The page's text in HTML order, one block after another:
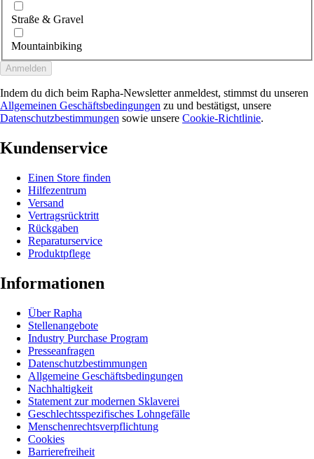
Straße & Gravel
Mountainbiking
Anmelden
Indem du dich beim Rapha-Newsletter anmeldest, stimmst du unseren
Allgemeinen Geschäftsbedingungen zu und bestätigst, unsere
Datenschutzbestimmungen sowie unsere Cookie-Richtlinie.
Kundenservice
Einen Store finden
Hilfezentrum
Versand
Vertragsrücktritt
Rückgaben
Reparaturservice
Produktpflege
Informationen
Über Rapha
Stellenangebote
Industry Purchase Program
Presseanfragen
Datenschutzbestimmungen
Allgemeine Geschäftsbedingungen
Nachhaltigkeit
Statement zur modernen Sklaverei
Geschlechtsspezifisches Lohngefälle
Menschenrechtsverpflichtung
Cookies
Barrierefreiheit